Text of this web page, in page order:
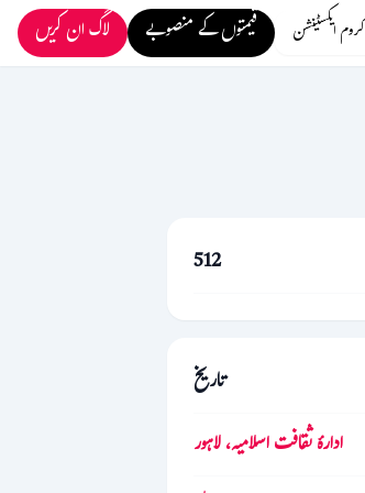
کروم ایکسٹینشن قیمتوں کے منصوبے لاگ ان کریں
512
تاریخ
ادارۂ ثقافت اسلامیہ، لاہور